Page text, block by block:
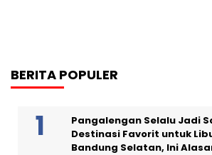
BERITA POPULER
Pangalengan Selalu Jadi
Destinasi Favorit untuk
Bandung Selatan, Ini